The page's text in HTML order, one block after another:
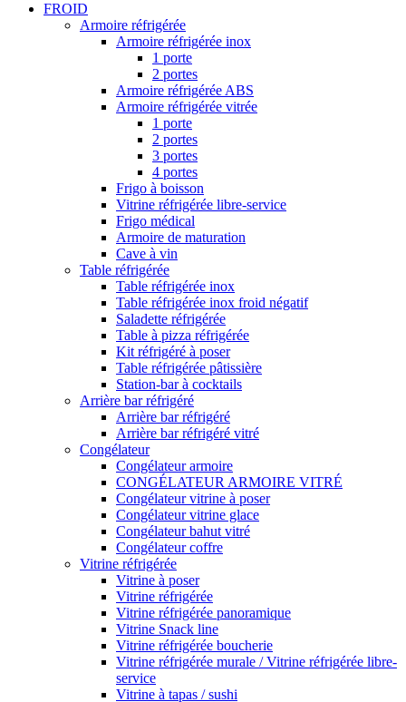
FROID
Armoire réfrigérée
Armoire réfrigérée inox
1 porte
2 portes
Armoire réfrigérée ABS
Armoire réfrigérée vitrée
1 porte
2 portes
3 portes
4 portes
Frigo à boisson
Vitrine réfrigérée libre-service
Frigo médical
Armoire de maturation
Cave à vin
Table réfrigérée
Table réfrigérée inox
Table réfrigérée inox froid négatif
Saladette réfrigérée
Table à pizza réfrigérée
Kit réfrigéré à poser
Table réfrigérée pâtissière
Station-bar à cocktails
Arrière bar réfrigéré
Arrière bar réfrigéré
Arrière bar réfrigéré vitré
Congélateur
Congélateur armoire
CONGÉLATEUR ARMOIRE VITRÉ
Congélateur vitrine à poser
Congélateur vitrine glace
Congélateur bahut vitré
Congélateur coffre
Vitrine réfrigérée
Vitrine à poser
Vitrine réfrigérée
Vitrine réfrigérée panoramique
Vitrine Snack line
Vitrine réfrigérée boucherie
Vitrine réfrigérée murale / Vitrine réfrigérée libre-
service
Vitrine à tapas / sushi